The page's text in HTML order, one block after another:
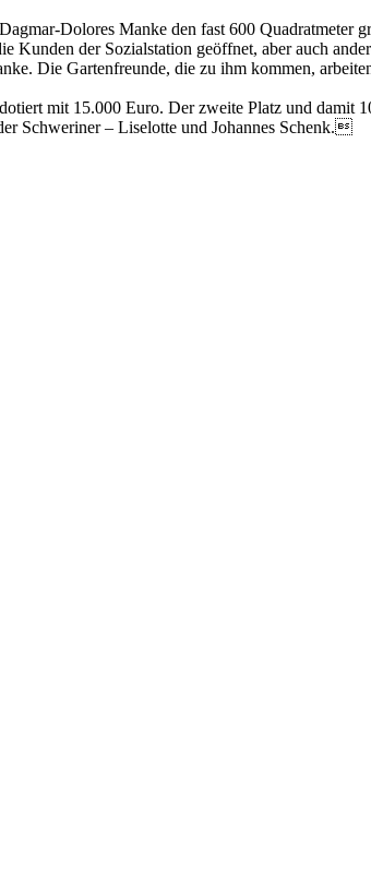
Dolores Manke den fast 600 Quadratmeter
Kunden der Sozialstation geöffnet, aber auch
Die Gartenfreunde, die zu ihm kommen,
mit 15.000 Euro. Der zweite Platz und damit
Schweriner – Liselotte und Johannes Schenk.